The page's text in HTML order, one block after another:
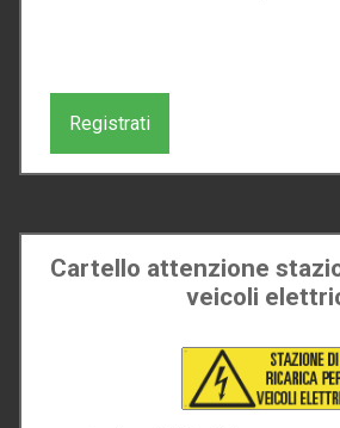
Registrati
Cartello attenzione
veicoli